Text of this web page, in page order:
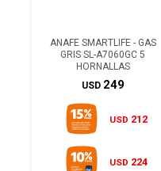
ANAFE SMARTLIFE - GAS
GRIS SL-A7060GC 5
HORNALLAS
USD 249
USD 212
USD 224